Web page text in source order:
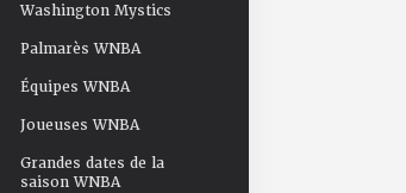
Washington Mystics
Palmarès WNBA
Équipes WNBA
Joueuses WNBA
Grandes dates de la
saison WNBA